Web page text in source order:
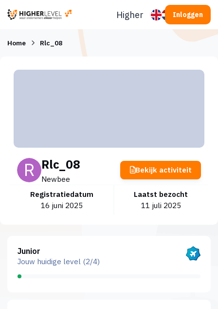
Higherlevel Inloggen
Home Rlc_08
Rlc_08
Newbee
Registratiedatum
16 juni 2025
Laatst bezocht
11 juli 2025
Bekijk activiteit
Junior
Jouw huidige level (2/4)